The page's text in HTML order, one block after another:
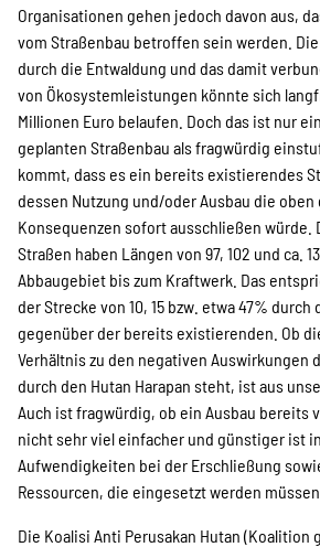
Organisationen gehen jedoch davon aus,
vom Straßenbau betroffen sein werden.
durch die Entwaldung und das damit
von Ökosystemleistungen könnte sich
Millionen Euro belaufen. Doch das ist nur
geplanten Straßenbau als fragwürdig
kommt, dass es ein bereits existierendes
dessen Nutzung und/oder Ausbau die oben
Konsequenzen sofort ausschließen würde.
Straßen haben Längen von 97, 102 und ca.
Abbaugebiet bis zum Kraftwerk. Das
der Strecke von 10, 15 bzw. etwa 47%
gegenüber der bereits existierenden. Ob
Verhältnis zu den negativen Auswirkungen
durch den Hutan Harapan steht, ist aus
Auch ist fragwürdig, ob ein Ausbau bereits
nicht sehr viel einfacher und günstiger ist
Aufwendigkeiten bei der Erschließung
Ressourcen, die eingesetzt werden müssen.
Die Koalisi Anti Perusakan Hutan (Koalition